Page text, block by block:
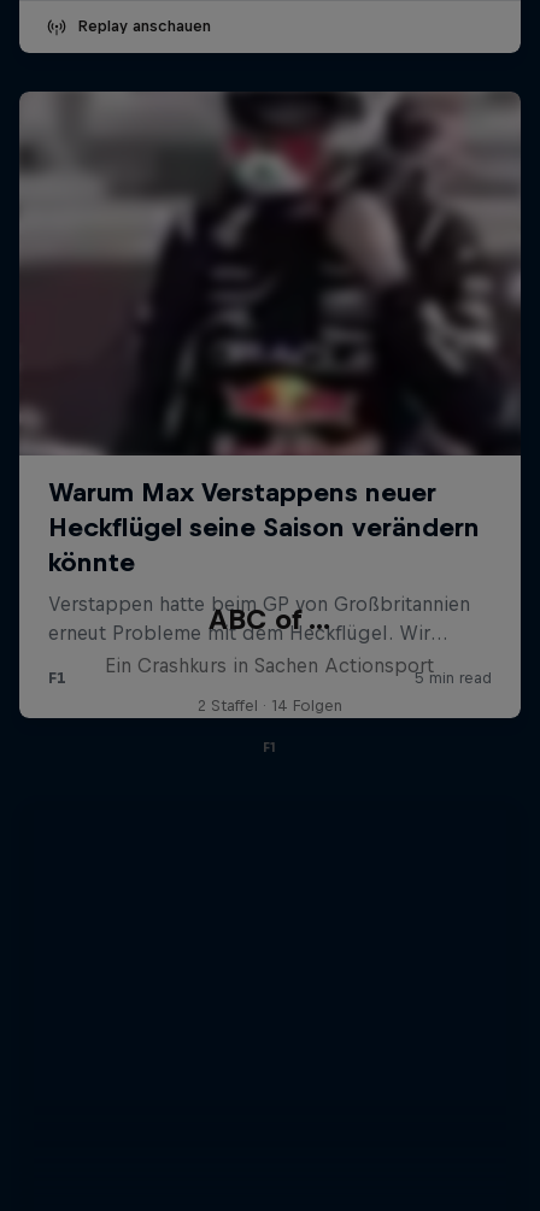
Replay anschauen
ABC of ...
Ein Crashkurs in Sachen Actionsport
2 Staffel · 14 Folgen
F1